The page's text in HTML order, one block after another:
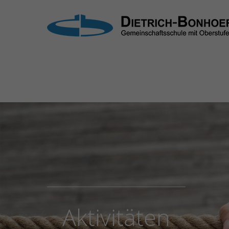
Login
Passwort
Aktivitäten